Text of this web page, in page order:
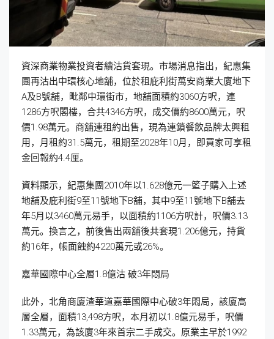
資深商業物業投資者續沽貨套現。市場消息指出，紀惠集
團再沽出中環核心地舖，位於租庇利街萬安商業大廈地下
A及B號舖，毗鄰中環街市，地舖面積約3060方呎，連
1286方呎閣樓，合共4346方呎，成交價約8600萬元，呎
價1.98萬元。商舖連租約出售，現為連鎖餐飲品牌太興租
用，月租約31.5萬元，租期至2028年10月，即買家可享租
金回報約4.4厘。
資料顯示，紀惠集團2010年以1.628億元一籃子購入上述
地舖及庇利街9至11號地下B舖，其中9至11號地下B舖去
年5月以3460萬元易手，以面積約1106方呎計，呎價3.13
萬元。換言之，前後售出兩舖後共套現1.206億元，持貨
約16年，帳面蝕約4220萬元或26%。
嘉華國際中心全層1.8億沽 破3年悶局
此外，北角商廈渣華道嘉華國際中心破3年悶局，該廈高
層全層，面積13,498方呎，本月初以1.8億元易手，呎價
1.33萬元，為該廈3年來首宗二手成交。原業主早於1992